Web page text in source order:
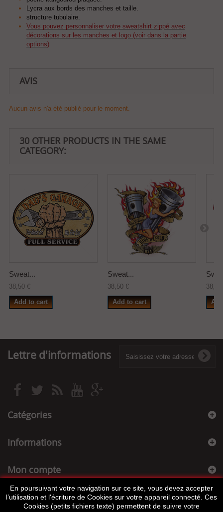
Lycra aux bords des manches et taille.
structure tubulaire.
Vous pouvez personnaliser votre sweatshirt zippé avec
décorations sur les manches et logo (voir dans la partie
options)
AVIS
Aucun avis n'a été publié pour le moment.
30 OTHER PRODUCTS IN THE SAME
CATEGORY:
Sweat...
38,50 €
Add to cart
Sweat...
38,50 €
Add to cart
Lettre d'informations
Catégories
Informations
Mon compte
Informations sur votre boutique
En poursuivant votre navigation sur ce site, vous devez accepter
l’utilisation et l'écriture de Cookies sur votre appareil connecté. Ces
Cookies (petits fichiers texte) permettent de suivre votre